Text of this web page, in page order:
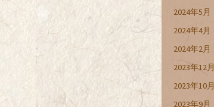
2024年5月
2024年4月
2024年2月
2023年12月
2023年10月
2023年9月